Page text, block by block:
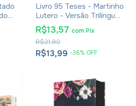
Livro 95 Teses - Martinho
Lutero - Versão Trilíngue
Latim, Inglês e Português
R$13,99 -36% OFF
R$21,90
R$13,57 com Pix